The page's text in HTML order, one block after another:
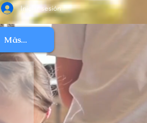
Iniciar sesión
Más...